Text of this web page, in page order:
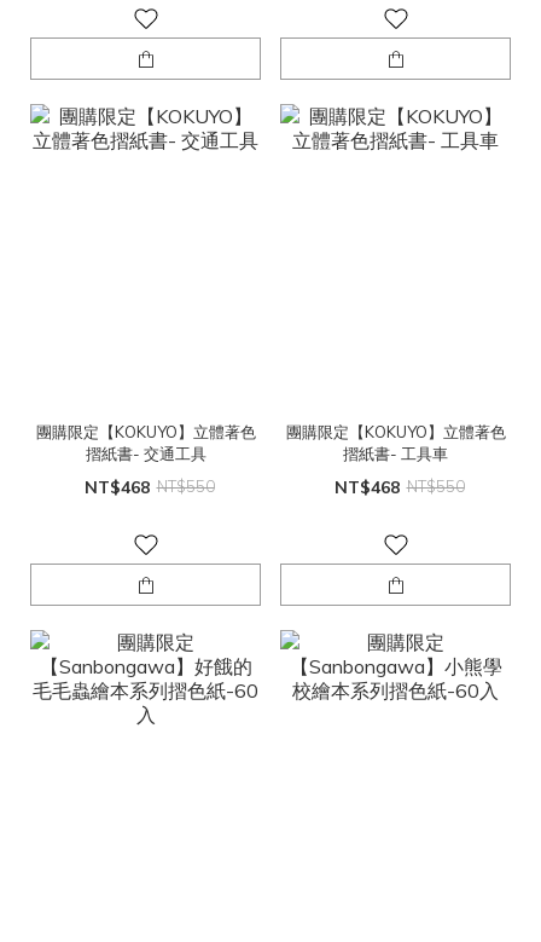
團購限定【KOKUYO】立體著色
摺紙書- 交通工具
NT$468 NT$550
團購限定【KOKUYO】立體著色
摺紙書- 工具車
NT$468 NT$550